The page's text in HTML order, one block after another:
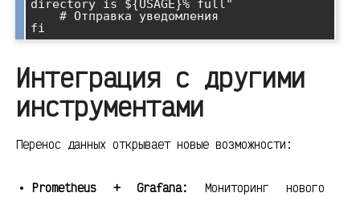
directory is ${USAGE}% full"
Интеграция с другими
инструментами
Перенос данных открывает новые возможности:
Prometheus + Grafana: Мониторинг нового